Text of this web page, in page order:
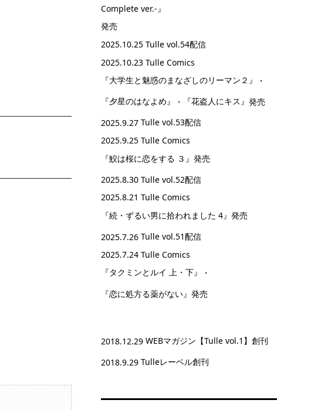
Complete ver.-』
発売
2025.10.25 Tulle vol.54配信
2025.10.23 Tulle Comics
『大学生と魅惑のまなざしのリーマン２』
・
『夕星のはなよめ』
・ 『花盗人にキス』 発売
2025.9.27 Tulle vol.53配信
2025.9.25 Tulle Comics
『鮫は桜に恋をする ３』 発売
2025.8.30 Tulle vol.52配信
2025.8.21 Tulle Comics
『続・ずるい男に拾われました 4』 発売
2025.7.26 Tulle vol.51配信
2025.7.24 Tulle Comics
『タクミンとルイ 上・下』
・
『恋に処方る薬がない』 発売
2018.12.29 WEBマガジン【Tulle vol.1】創刊
2018.9.29 Tulleレーベル創刊